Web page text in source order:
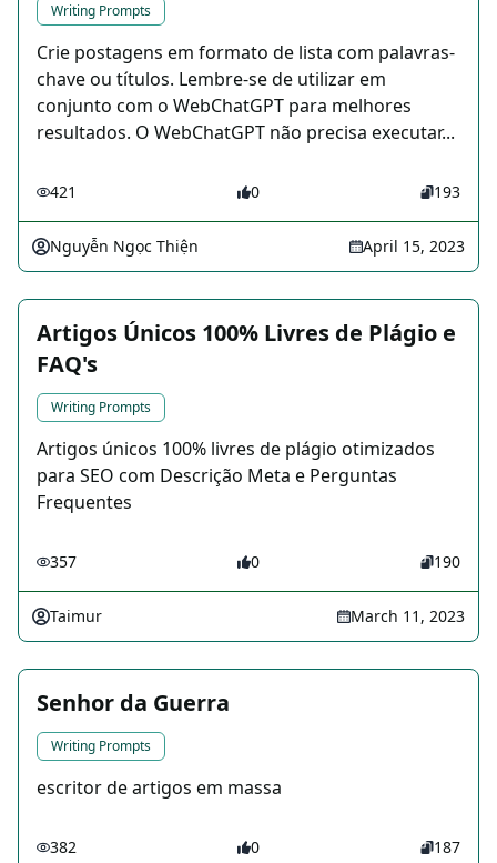
Writing Prompts
Crie postagens em formato de lista com palavras-
chave ou títulos. Lembre-se de utilizar em
conjunto com o WebChatGPT para melhores
resultados. O WebChatGPT não precisa executar...
421 0 193
Nguyễn Ngọc Thiện April 15, 2023
Artigos Únicos 100% Livres de Plágio e
FAQ's
Writing Prompts
Artigos únicos 100% livres de plágio otimizados
para SEO com Descrição Meta e Perguntas
Frequentes
357 0 190
Taimur March 11, 2023
Senhor da Guerra
Writing Prompts
escritor de artigos em massa
382 0 187